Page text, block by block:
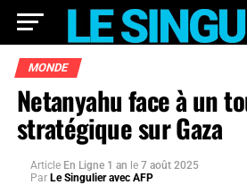
MONDE
Netanyahu face à un
stratégique sur Gaza
Article En Ligne 1 an le 7 août 2025
Par Le Singulier avec AFP